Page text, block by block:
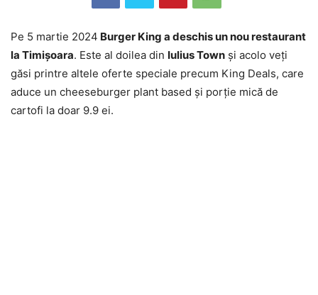
Pe 5 martie 2024 Burger King a deschis un nou restaurant
la Timişoara. Este al doilea din Iulius Town şi acolo veţi
găsi printre altele oferte speciale precum King Deals, care
aduce un cheeseburger plant based şi porţie mică de
cartofi la doar 9.9 ei.